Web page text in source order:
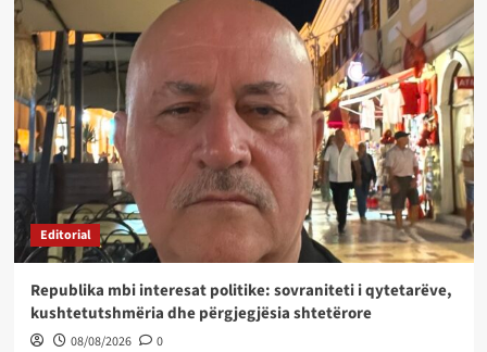
Editorial
Republika mbi interesat politike: sovraniteti i qytetarëve,
kushtetutshmëria dhe përgjegjësia shtetërore
08/08/2026 0